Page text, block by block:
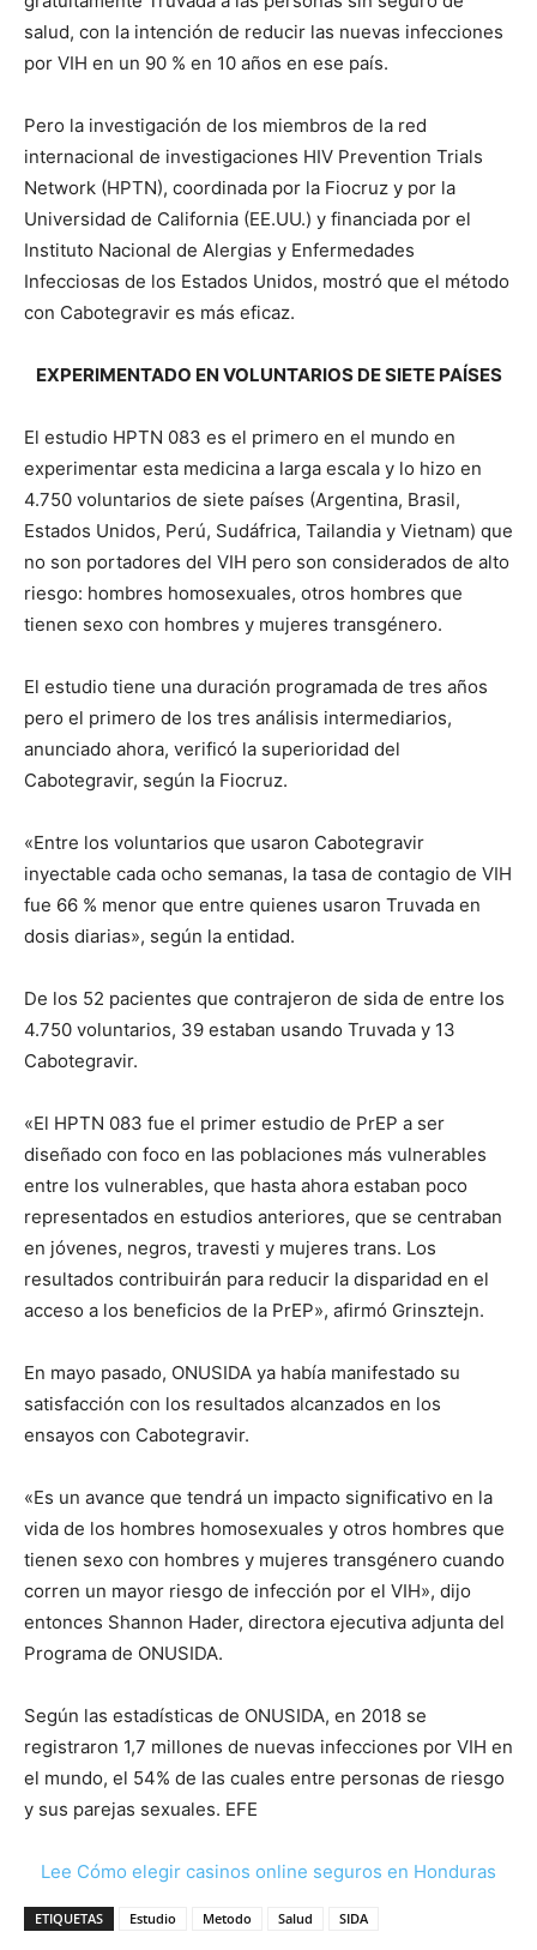
salud, con la intención de reducir las nuevas infecciones
por VIH en un 90 % en 10 años en ese país.
Pero la investigación de los miembros de la red
internacional de investigaciones HIV Prevention Trials
Network (HPTN), coordinada por la Fiocruz y por la
Universidad de California (EE.UU.) y financiada por el
Instituto Nacional de Alergias y Enfermedades
Infecciosas de los Estados Unidos, mostró que el método
con Cabotegravir es más eficaz.
EXPERIMENTADO EN VOLUNTARIOS DE SIETE PAÍSES
El estudio HPTN 083 es el primero en el mundo en
experimentar esta medicina a larga escala y lo hizo en
4.750 voluntarios de siete países (Argentina, Brasil,
Estados Unidos, Perú, Sudáfrica, Tailandia y Vietnam) que
no son portadores del VIH pero son considerados de alto
riesgo: hombres homosexuales, otros hombres que
tienen sexo con hombres y mujeres transgénero.
El estudio tiene una duración programada de tres años
pero el primero de los tres análisis intermediarios,
anunciado ahora, verificó la superioridad del
Cabotegravir, según la Fiocruz.
«Entre los voluntarios que usaron Cabotegravir
inyectable cada ocho semanas, la tasa de contagio de VIH
fue 66 % menor que entre quienes usaron Truvada en
dosis diarias», según la entidad.
De los 52 pacientes que contrajeron de sida de entre los
4.750 voluntarios, 39 estaban usando Truvada y 13
Cabotegravir.
«El HPTN 083 fue el primer estudio de PrEP a ser
diseñado con foco en las poblaciones más vulnerables
entre los vulnerables, que hasta ahora estaban poco
representados en estudios anteriores, que se centraban
en jóvenes, negros, travesti y mujeres trans. Los
resultados contribuirán para reducir la disparidad en el
acceso a los beneficios de la PrEP», afirmó Grinsztejn.
En mayo pasado, ONUSIDA ya había manifestado su
satisfacción con los resultados alcanzados en los
ensayos con Cabotegravir.
«Es un avance que tendrá un impacto significativo en la
vida de los hombres homosexuales y otros hombres que
tienen sexo con hombres y mujeres transgénero cuando
corren un mayor riesgo de infección por el VIH», dijo
entonces Shannon Hader, directora ejecutiva adjunta del
Programa de ONUSIDA.
Según las estadísticas de ONUSIDA, en 2018 se
registraron 1,7 millones de nuevas infecciones por VIH en
el mundo, el 54% de las cuales entre personas de riesgo
y sus parejas sexuales. EFE
Lee Cómo elegir casinos online seguros en Honduras
ETIQUETAS Estudio Metodo Salud SIDA